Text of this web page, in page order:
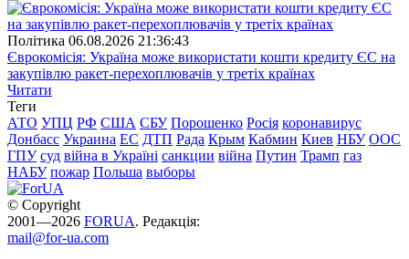
Полiтика 06.08.2026 21:36:43
Єврокомісія: Україна може використати кошти кредиту ЄС на
закупівлю ракет-перехоплювачів у третіх країнах
Читати
Теги
АТО УПЦ РФ США СБУ Порошенко Росія коронавирус
Донбасс Украина ЕС ДТП Рада Крым Кабмин Киев НБУ ООС
ГПУ суд війна в Україні санкции війна Путин Трамп газ
НАБУ пожар Польша выборы
© Copyright
2001—2026 FORUA. Редакція:
mail@for-ua.com